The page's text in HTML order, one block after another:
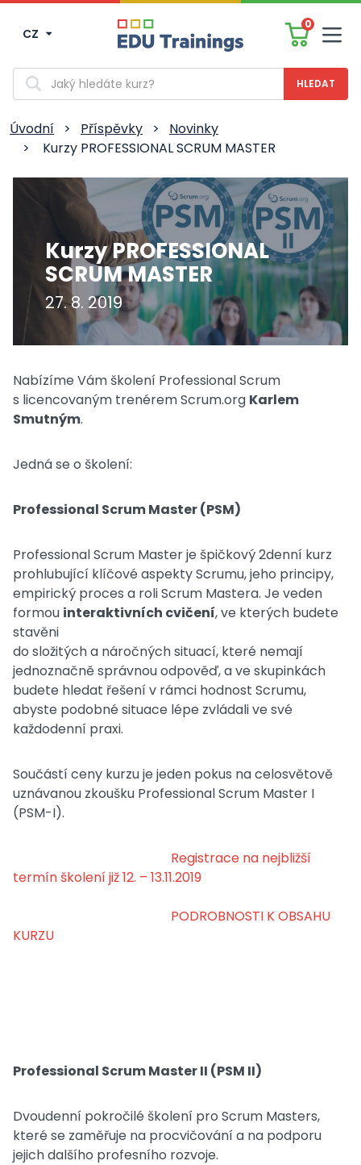
CZ
0
Vyhledávání
Úvodní > Příspěvky >
Novinky
>
Kurzy PROFESSIONAL SCRUM MASTER
Kurzy PROFESSIONAL
SCRUM MASTER
27. 8. 2019
Nabízíme Vám školení Professional Scrum
s licencovaným trenérem Scrum.org Karlem
Smutným.
Jedná se o školení:
Professional Scrum Master (PSM)
Professional Scrum Master je špičkový 2denní kurz
prohlubující klíčové aspekty Scrumu, jeho principy,
empirický proces a roli Scrum Mastera. Je veden
formou interaktivních cvičení, ve kterých budete
stavěni
do složitých a náročných situací, které nemají
jednoznačně správnou odpověď, a ve skupinkách
budete hledat řešení v rámci hodnost Scrumu,
abyste podobné situace lépe zvládali ve své
každodenní praxi.
Součástí ceny kurzu je jeden pokus na celosvětově
uznávanou zkoušku Professional Scrum Master I
(PSM-I).
Registrace na nejbližší
termín školení již 12. – 13.11.2019
PODROBNOSTI K OBSAHU
KURZU
Professional Scrum Master II (PSM II)
Dvoudenní pokročilé školení pro Scrum Masters,
které se zaměřuje na procvičování a na podporu
jejich dalšího profesního rozvoje.